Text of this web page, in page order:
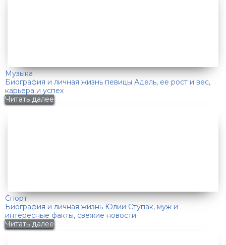
Музыка
Биография и личная жизнь певицы Адель, ее рост и вес,
карьера и успех
Читать далее
Спорт
Биография и личная жизнь Юлии Ступак, муж и
интересные факты, свежие новости
Читать далее